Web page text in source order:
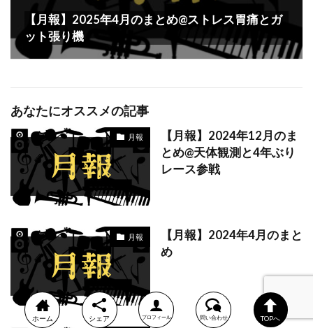
【月報】2025年4月のまとめ@ストレス胃痛とガ
ット張り機
あなたにオススメの記事
月報
【月報】2024年12月のま
とめ@天体観測と4年ぶり
レース参戦
月報
【月報】2024年4月のまと
め
ホーム シェア プロフィール 問い合わせ TOPへ